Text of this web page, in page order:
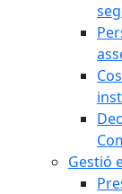
Gestió